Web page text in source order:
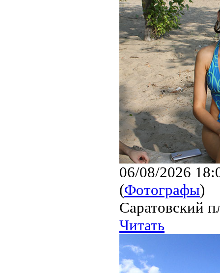
06/08/2026
(Фотографы)
Саратовский
Читать